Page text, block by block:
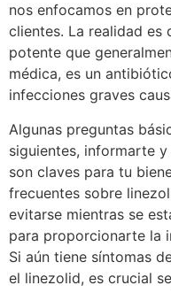
nos enfocamos en
clientes. La realidad es
potente que
médica, es un
infecciones graves
Algunas preguntas
siguientes, informarte
son claves para tu
frecuentes sobre
evitarse mientras se
para proporcionarte la
Si aún tiene síntomas
el linezolid, es crucial